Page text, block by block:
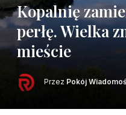
Kopalnię
perłę. Wielka
mieście
Przez Pokój